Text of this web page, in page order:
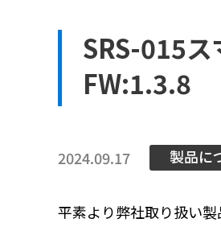
【PITGEAR】 クリーニング
SRS-015
FW:1.3.8
2024.09.17 製品に
平素より弊社取り扱い製